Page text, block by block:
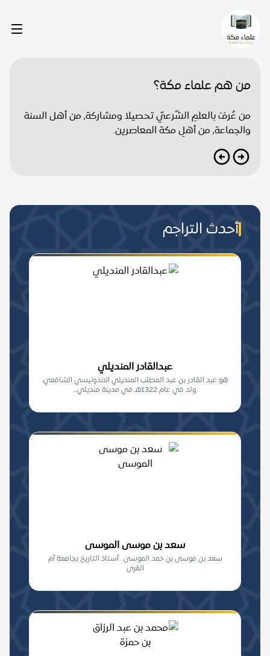
من هم علماء مكة؟
من عُرفَ بالعلمِ الشّرعيّ تحصيلا ومشاركة, من أهل السنة
والجماعة, من أهلِ مكة المعاصرين.
أحدث التراجم
عبدالقادر المنديلي
هو عبد القادر بن عبد المطلب المنديلي الاندونيسي الشافعي،
ولد في عام 1322هـ في مدينة منديلي...
سعد بن موسى الموسى
سعد بن موسى بن حمد الموسى . أستاذ التاريخ بجامعة أم
القرى